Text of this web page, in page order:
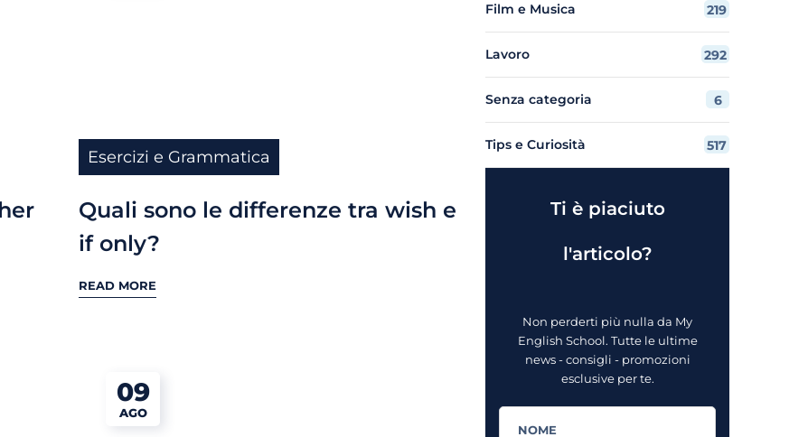
Esercizi e Grammatica
Quali sono le differenze tra wish e
if only?
READ MORE
09
AGO
Film e Musica 219
Lavoro 292
Senza categoria 6
Tips e Curiosità 517
Ti è piaciuto
l'articolo?
Non perderti più nulla da My
English School. Tutte le ultime
news - consigli - promozioni
esclusive per te.